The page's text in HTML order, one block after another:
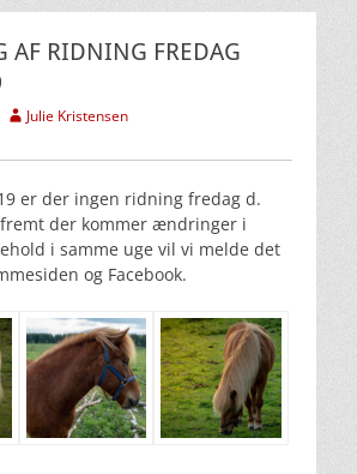
AF RIDNING FREDAG
Forfatter
Julie Kristensen
er der ingen ridning fredag d.
der kommer ændringer i
i samme uge vil vi melde det
og Facebook.